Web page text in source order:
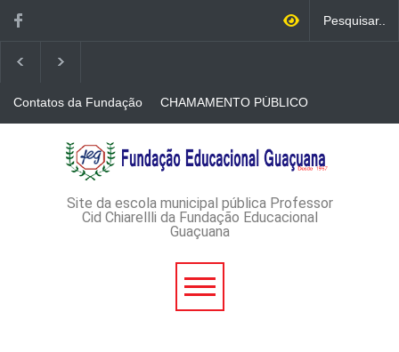
Contatos da Fundação
CHAMAMENTO PÚBLICO
CREDENCIAMENTO DE
IMPRESSOS
AVISO DE DISPENSA DE
LICITAÇÃO - DISPENSA DE
LICITAÇÃO Nº 53/2026-
ADMINISTRATIVO Nº
Site da escola municipal pública Professor
Cid Chiarellli da Fundação Educacional
Guaçuana